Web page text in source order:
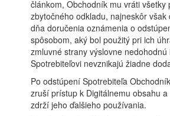
článkom, Obchodník mu vráti všetky
zbytočného odkladu, najneskôr však
dňa doručenia oznámenia o
spôsobom, aký bol použitý pri ich
zmluvné strany výslovne nedohodnú
Spotrebiteľovi nevznikajú žiadne
Po odstúpení Spotrebiteľa
zruší prístup k Digitálnemu obsahu
zdrží jeho ďalšieho používania.